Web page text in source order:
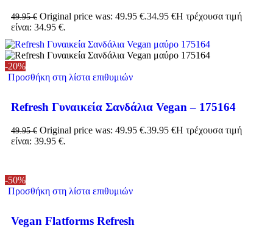
49.95€ Original price was: 49.95 €.34.95 €Η τρέχουσα τιμή
είναι: 34.95 €.
-20%
Προσθήκη στη λίστα επιθυμιών
Refresh Γυναικεία Σανδάλια Vegan – 175164
49.95€ Original price was: 49.95 €.39.95 €Η τρέχουσα τιμή
είναι: 39.95 €.
-50%
Προσθήκη στη λίστα επιθυμιών
Vegan Flatforms Refresh